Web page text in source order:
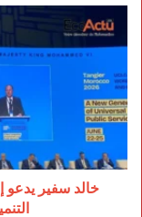
خالد
سفير
يدعو
إلى
إعادة
صياغة
التمويل
الدولي
لخدمة
التنمية
خالد سفير يدعو